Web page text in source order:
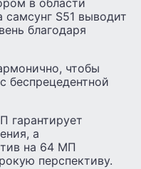
в области
S51 выводит
благодаря
чтобы
беспрецедентной
гарантирует
а
на 64 МП
перспективу.